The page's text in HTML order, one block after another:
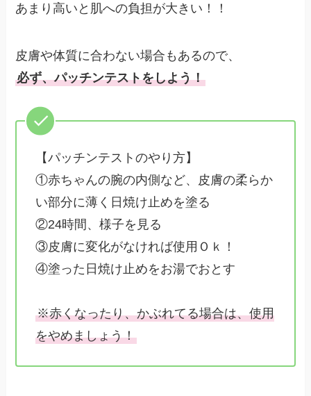
あまり高いと肌への負担が大きい！！
皮膚や体質に合わない場合もあるので、
必ず、パッチンテストをしよう！
【パッチンテストのやり方】
①赤ちゃんの腕の内側など、皮膚の柔らか
い部分に薄く日焼け止めを塗る
②24時間、様子を見る
③皮膚に変化がなければ使用Ｏｋ！
④塗った日焼け止めをお湯でおとす
※赤くなったり、かぶれてる場合は、使用
をやめましょう！